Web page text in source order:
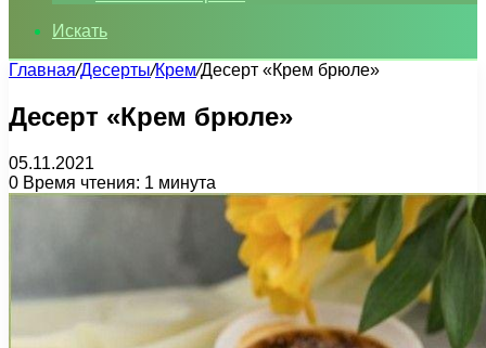
Искать
Главная/Десерты/Крем/Десерт «Крем брюле»
Десерт «Крем брюле»
05.11.2021
0 Время чтения: 1 минута